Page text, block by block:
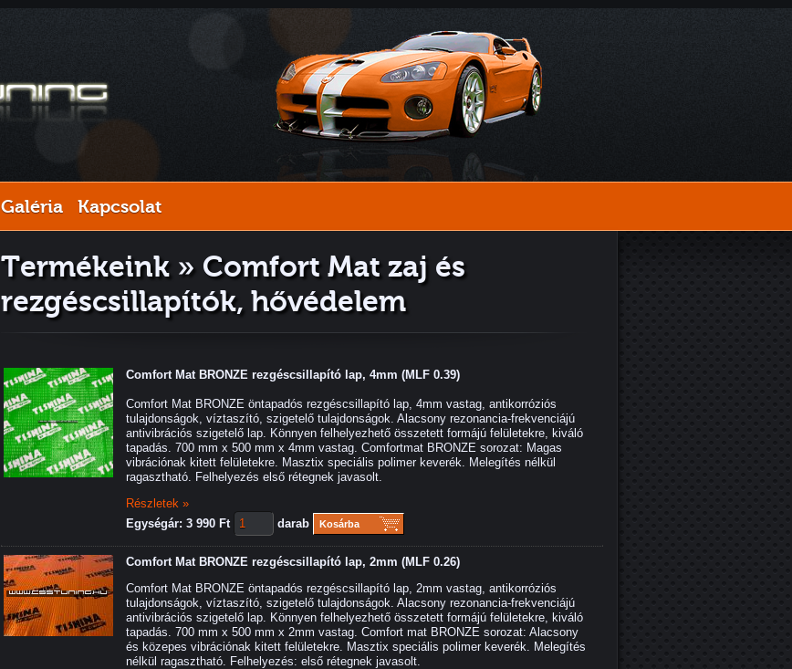
Galéria Kapcsolat
Termékeink » Comfort Mat zaj és
rezgéscsillapítók, hővédelem
Comfort Mat BRONZE rezgéscsillapító lap, 4mm (MLF 0.39)
Comfort Mat BRONZE öntapadós rezgéscsillapító lap, 4mm vastag, antikorróziós
tulajdonságok, víztaszító, szigetelő tulajdonságok. Alacsony rezonancia-frekvenciájú
antivibrációs szigetelő lap. Könnyen felhelyezhető összetett formájú felületekre, kiváló
tapadás. 700 mm x 500 mm x 4mm vastag. Comfortmat BRONZE sorozat: Magas
vibrációnak kitett felületekre. Masztix speciális polimer keverék. Melegítés nélkül
ragasztható. Felhelyezés első rétegnek javasolt.
Részletek »
Egységár: 3 990 Ft
darab Kosárba
Comfort Mat BRONZE rezgéscsillapító lap, 2mm (MLF 0.26)
Comfort Mat BRONZE öntapadós rezgéscsillapító lap, 2mm vastag, antikorróziós
tulajdonságok, víztaszító, szigetelő tulajdonságok. Alacsony rezonancia-frekvenciájú
antivibrációs szigetelő lap. Könnyen felhelyezhető összetett formájú felületekre, kiváló
tapadás. 700 mm x 500 mm x 2mm vastag. Comfort mat BRONZE sorozat: Alacsony
és közepes vibrációnak kitett felületekre. Masztix speciális polimer keverék. Melegítés
nélkül ragasztható. Felhelyezés: első rétegnek javasolt.